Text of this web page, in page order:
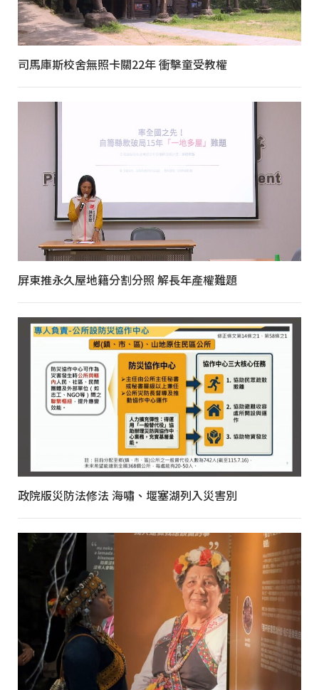
司馬庫斯校舍無照卡關22年 衝擊童受教權
屏東推永久屋地籍分割分照 解長年產權難題
政院版災防法修法 海嘯、堰塞湖列入災害別